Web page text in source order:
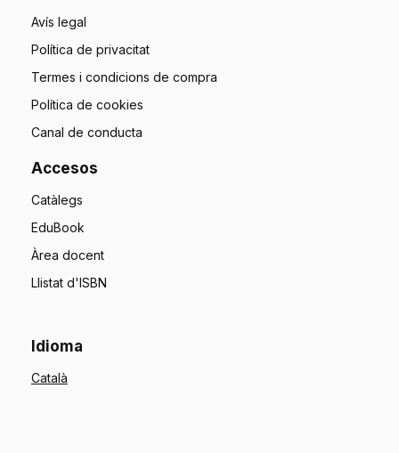
Avís legal
Política de privacitat
Termes i condicions de compra
Política de cookies
Canal de conducta
Accesos
Catàlegs
EduBook
Àrea docent
Llistat d'ISBN
Idioma